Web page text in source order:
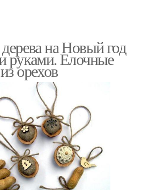
на Новый год
руками. Елочные
орехов